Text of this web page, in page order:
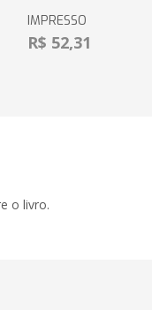
IMPRESSO
R$ 52,31
o livro.